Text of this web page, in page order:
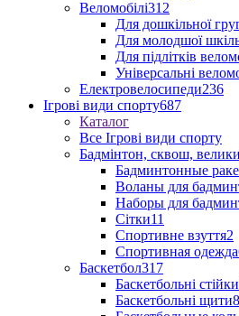
Веломобілі312
Для дошкільної
Для молодшої
Для підлітків
Універсальні
Електровелосипеди236
Ігрові види спорту687
Каталог
Все Ігрові види спорту
Бадмінтон, сквош,
Бадминтонные
Воланы для
Наборы для
Сітки11
Спортивне взуття2
Спортивная одежда
Баскетбол317
Баскетбольні стійки
Баскетбольні щити